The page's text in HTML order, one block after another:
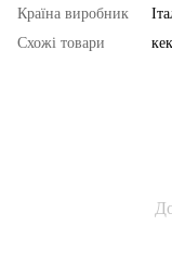
Країна виробник
Схожі товари